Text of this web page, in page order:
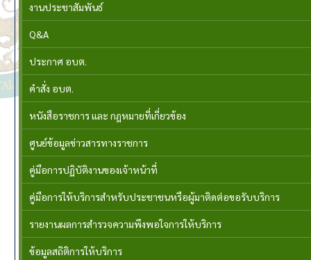
งานประชาสัมพันธ์
Q&A
ประกาศ อบต.
คำสั่ง อบต.
หนังสือราชการ และ กฎหมายที่เกี่ยวข้อง
ศูนย์ข้อมูลข่าวสารทางราชการ
คู่มือการปฏิบัติงานของเจ้าหน้าที่
คู่มือการให้บริการสำหรับประชาชนหรือผู้มาติดต่อขอรับบริการ
รายงานผลการสำรวจความพึงพอใจการให้บริการ
ข้อมูลสถิติการให้บริการ